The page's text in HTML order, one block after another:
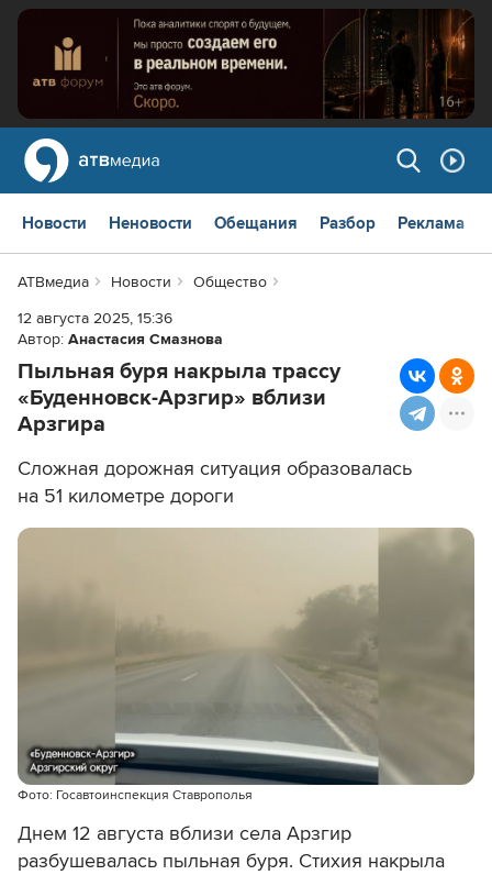
Новости Неновости Обещания Разбор Реклама
АТВмедиа Новости
Общество
12 августа 2025, 15:36
Автор: Анастасия Смазнова
Пыльная буря накрыла трассу
«Буденновск-Арзгир» вблизи
Арзгира
Сложная дорожная ситуация образовалась
на 51 километре дороги
Фото: Госавтоинспекция Ставрополья
Днем 12 августа вблизи села Арзгир
разбушевалась пыльная буря. Стихия накрыла